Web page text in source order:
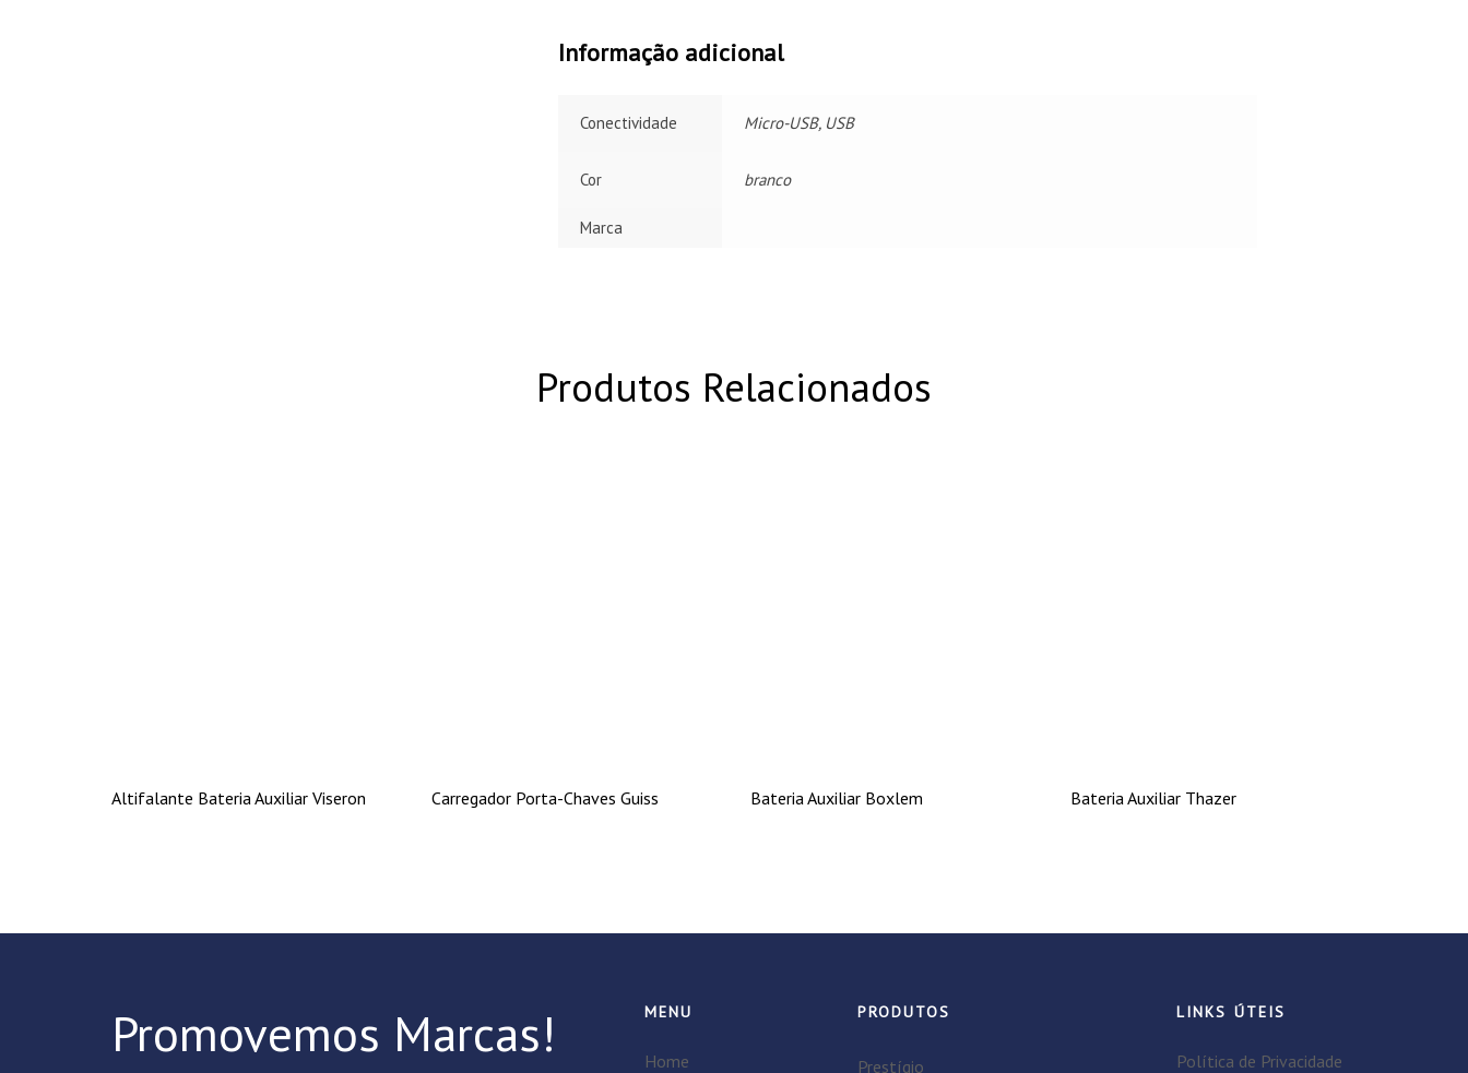
Informação adicional
Conectividade Micro-USB, USB
Cor branco
Marca
Produtos Relacionados
Altifalante Bateria Auxiliar Viseron Carregador Porta-Chaves Guiss Bateria Auxiliar Boxlem Bateria Auxiliar Thazer
Promovemos Marcas! MENU
Home
PRODUTOS
Prestígio
LINKS ÚTEIS
Política de Privacidade